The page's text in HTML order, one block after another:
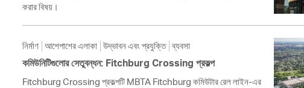
করার বিষয়।
নির্মাণ আশেপাশের এলাকা উদ্ভাবন এবং প্রযুক্তি ব্যবসা
কমিউনিটিগুলোর সেতুবন্ধন: Fitchburg Crossing প্রকল্প
Fitchburg Crossing প্রকল্পটি MBTA Fitchburg কমিউটার রেল লাইন-এর